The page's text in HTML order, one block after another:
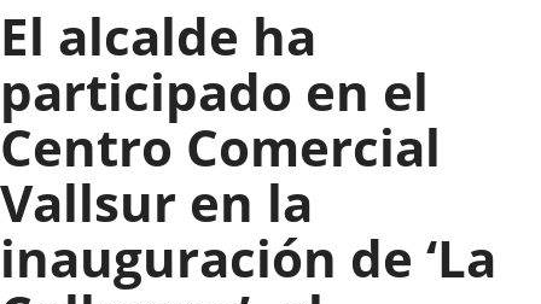
El alcalde ha
participado en el
Centro Comercial
Vallsur en la
inauguración de ‘La